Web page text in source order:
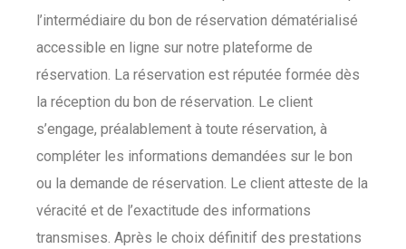
l’intermédiaire du bon de réservation dématérialisé
accessible en ligne sur notre plateforme de
réservation. La réservation est réputée formée dès
la réception du bon de réservation. Le client
s’engage, préalablement à toute réservation, à
compléter les informations demandées sur le bon
ou la demande de réservation. Le client atteste de la
véracité et de l’exactitude des informations
transmises. Après le choix définitif des prestations